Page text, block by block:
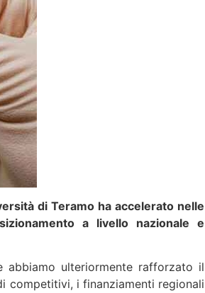
di Teramo ha accelerato nelle
a livello nazionale e
abbiamo ulteriormente rafforzato il
competitivi, i finanziamenti regionali